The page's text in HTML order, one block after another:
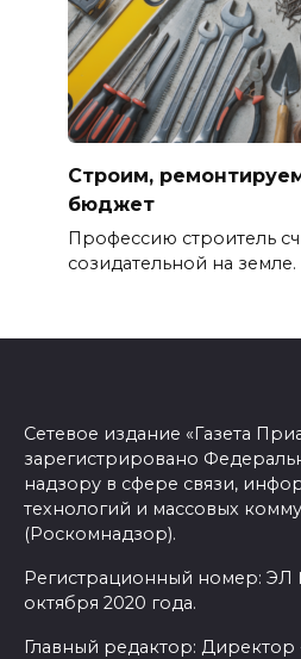
Строим,
бюджет
Профессию строитель
созидательной на земле.
Сетевое издание «Газета
зарегистрировано
надзору в сфере связи,
технологий и массовых
(Роскомнадзор).
Регистрационный номер: ЭЛ
октября 2020 года.
Главный редактор: